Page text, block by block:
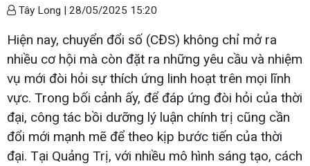
Tây Long | 28/05/2025 15:20
Hiện nay, chuyển đổi số (CĐS) không chỉ mở ra
nhiều cơ hội mà còn đặt ra những yêu cầu và nhiệm
vụ mới đòi hỏi sự thích ứng linh hoạt trên mọi lĩnh
vực. Trong bối cảnh ấy, để đáp ứng đòi hỏi của thời
đại, công tác bồi dưỡng lý luận chính trị cũng cần
đổi mới mạnh mẽ để theo kịp bước tiến của thời
đại. Tại Quảng Trị, với nhiều mô hình sáng tạo, cách